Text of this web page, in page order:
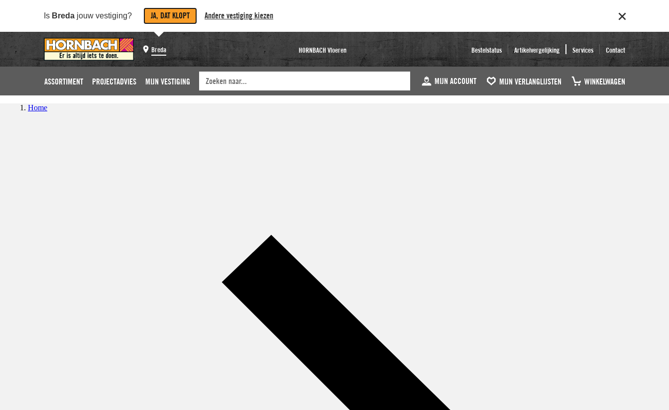
Is Breda jouw vestiging? JA, DAT KLOPT Andere vestiging kiezen
Breda HORNBACH Vloeren Bestelstatus Artikelvergelijking Services Contact
ASSORTIMENT PROJECTADVIES MIJN VESTIGING MIJN ACCOUNT MIJN VERLANGLIJSTEN WINKELWAGEN
Home